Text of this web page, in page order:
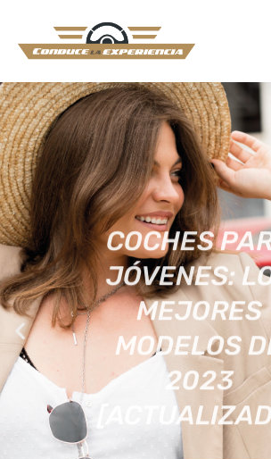
COCHES
JÓVENES:
MEJORES
MODELOS
2023
LEER EL ARTÍCULO